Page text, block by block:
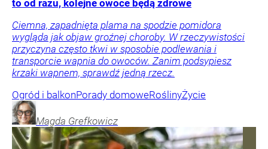
to od razu, kolejne owoce będą zdrowe
Ciemna, zapadnięta plama na spodzie pomidora
wygląda jak objaw groźnej choroby. W rzeczywistości
przyczyna często tkwi w sposobie podlewania i
transporcie wapnia do owoców. Zanim podsypiesz
krzaki wapnem, sprawdź jedną rzecz.
Ogród i balkonPorady domoweRoślinyŻycie
Magda Grefkowicz